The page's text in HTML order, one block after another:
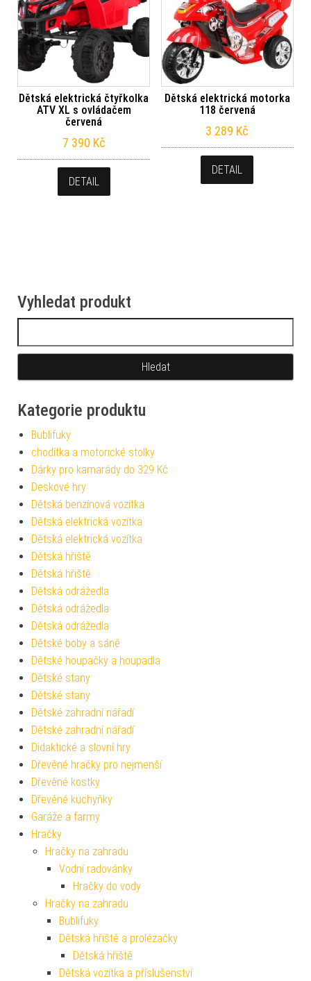
Dětská elektrická čtyřkolka
ATV XL s ovládačem
červená
7 390 Kč
DETAIL
Dětská elektrická motorka
118 červená
3 289 Kč
DETAIL
Vyhledat produkt
Kategorie produktu
Bublifuky
chodítka a motorické stolky
Dárky pro kamarády do 329 Kč
Deskové hry
Dětská benzínová vozítka
Dětská elektrická vozítka
Dětská elektrická vozítka
Dětská hřiště
Dětská hřiště
Dětská odrážedla
Dětská odrážedla
Dětská odrážedla
Dětské boby a sáně
Dětské houpačky a houpadla
Dětské stany
Dětské stany
Dětské zahradní nářadí
Dětské zahradní nářadí
Didaktické a slovní hry
Dřevěné hračky pro nejmenší
Dřevěné kostky
Dřevěné kuchyňky
Garáže a farmy
Hračky
Hračky na zahradu
Vodní radovánky
Hračky do vody
Hračky na zahradu
Bublifuky
Dětská hřiště a prolézačky
Dětská hřiště
Dětská vozítka a příslušenství